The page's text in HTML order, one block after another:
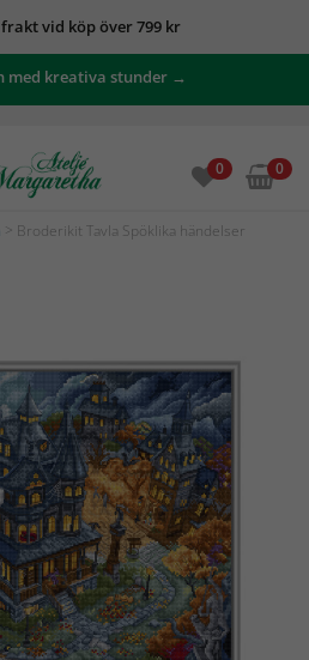
vid köp över 799 kr
med kreativa stunder →
0 0
> Broderikit Tavla Spöklika händelser